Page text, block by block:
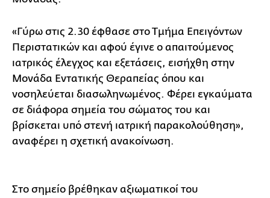
«Γύρω στις 2.30 έφθασε στο Τμήμα Επειγόντων
Περιστατικών και αφού έγινε ο απαιτούμενος
ιατρικός έλεγχος και εξετάσεις, εισήχθη στην
Μονάδα Εντατικής Θεραπείας όπου και
νοσηλεύεται διασωληνωμένος. Φέρει εγκαύματα
σε διάφορα σημεία του σώματος του και
βρίσκεται υπό στενή ιατρική παρακολούθηση»,
αναφέρει η σχετική ανακοίνωση.
Στο σημείο βρέθηκαν αξιωματικοί του